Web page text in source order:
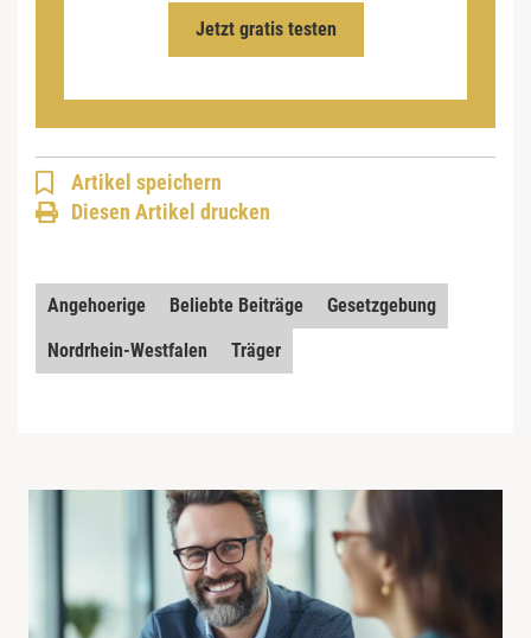
Jetzt gratis testen
Artikel speichern
Diesen Artikel drucken
Angehoerige Beliebte Beiträge
Gesetzgebung
Nordrhein-Westfalen
Träger